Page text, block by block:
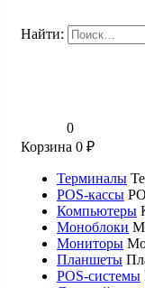
Найти:
0
Корзина 0 ₽
Терминалы
POS-кассы
Компьютеры
Моноблоки
Мониторы
Планшеты
POS-системы